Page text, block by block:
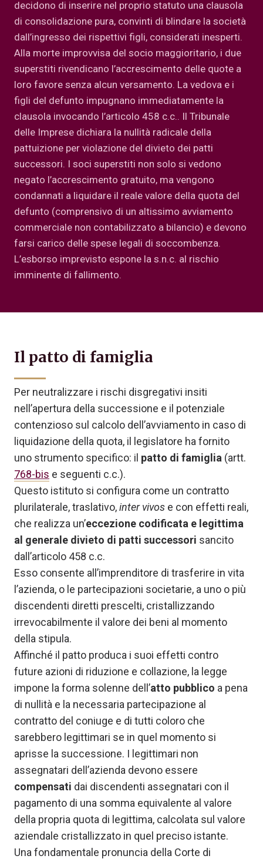
decidono di inserire nel proprio statuto una clausola
di consolidazione pura, convinti di blindare la società
dall’ingresso dei rispettivi figli, considerati inesperti.
Alla morte improvvisa del socio maggioritario, i due
superstiti rivendicano l’accrescimento delle quote a
loro favore senza alcun versamento. La vedova e i
figli del defunto impugnano immediatamente la
clausola invocando l’articolo 458 c.c.. Il Tribunale
delle Imprese dichiara la nullità radicale della
pattuizione per violazione del divieto dei patti
successori. I soci superstiti non solo si vedono
negato l’accrescimento gratuito, ma vengono
condannati a liquidare il reale valore della quota del
defunto (comprensivo di un altissimo avviamento
commerciale non contabilizzato a bilancio) e devono
farsi carico delle spese legali di soccombenza.
L’esborso imprevisto espone la s.n.c. al rischio
imminente di fallimento.
Il patto di famiglia
Per neutralizzare i rischi disgregativi insiti
nell’apertura della successione e il potenziale
contenzioso sul calcolo dell’avviamento in caso di
liquidazione della quota, il legislatore ha fornito
uno strumento specifico: il patto di famiglia (artt.
768-bis e seguenti c.c.).
Questo istituto si configura come un contratto
plurilaterale, traslativo,inter vivos e con effetti reali,
che realizza un’eccezione codificata e legittima
al generale divieto di patti successori sancito
dall’articolo 458 c.c.
Esso consente all’imprenditore di trasferire in vita
l’azienda, o le partecipazioni societarie, a uno o più
discendenti diretti prescelti, cristallizzando
irrevocabilmente il valore dei beni al momento
della stipula.
Affinché il patto produca i suoi effetti contro
future azioni di riduzione e collazione, la legge
impone la forma solenne dell’atto pubblico a pena
di nullità e la necessaria partecipazione al
contratto del coniuge e di tutti coloro che
sarebbero legittimari se in quel momento si
aprisse la successione. I legittimari non
assegnatari dell’azienda devono essere
compensati dai discendenti assegnatari con il
pagamento di una somma equivalente al valore
della propria quota di legittima, calcolata sul valore
aziendale cristallizzato in quel preciso istante.
Una fondamentale pronuncia della Corte di